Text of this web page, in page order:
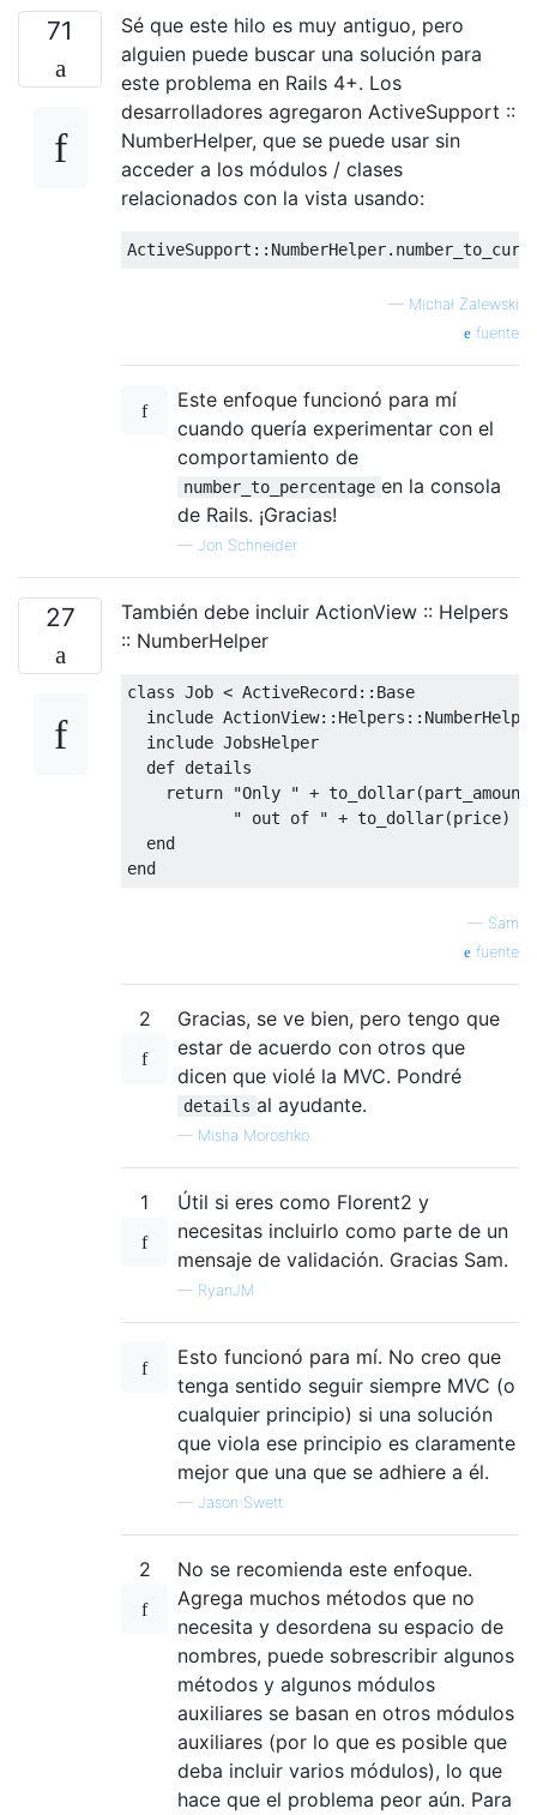
71
Sé que este hilo es muy antiguo, pero
alguien puede buscar una solución para
este problema en Rails 4+. Los
desarrolladores agregaron ActiveSupport ::
NumberHelper, que se puede usar sin
acceder a los módulos / clases
relacionados con la vista usando:
ActiveSupport :: NumberHelper.
— Michał Zalewski
fuente
Este enfoque funcionó para mí
cuando quería experimentar con el
comportamiento de
number_to_percentage en la consola
de Rails. ¡Gracias!
— Jon Schneider
27
También debe incluir ActionView :: Helpers
:: NumberHelper
class Job < ActiveRecord:: Base
  include
ActionView:: Helpers ::
  include
JobsHelper
def details
return
"Only " + to_dollar(
" out of " + to_dollar(price)
end
end
— Sam
fuente
2
Gracias, se ve bien, pero tengo que
estar de acuerdo con otros que
dicen que violé la MVC. Pondré
details al ayudante.
— Misha Moroshko
1
Útil si eres como Florent2 y
necesitas incluirlo como parte de un
mensaje de validación. Gracias Sam.
— RyanJM
Esto funcionó para mí. No creo que
tenga sentido seguir siempre MVC (o
cualquier principio) si una solución
que viola ese principio es claramente
mejor que una que se adhiere a él.
— Jason Swett
2
No se recomienda este enfoque.
Agrega muchos métodos que no
necesita y desordena su espacio de
nombres, puede sobrescribir algunos
métodos y algunos módulos
auxiliares se basan en otros módulos
auxiliares (por lo que es posible que
deba incluir varios módulos), lo que
hace que el problema peor aún. Para